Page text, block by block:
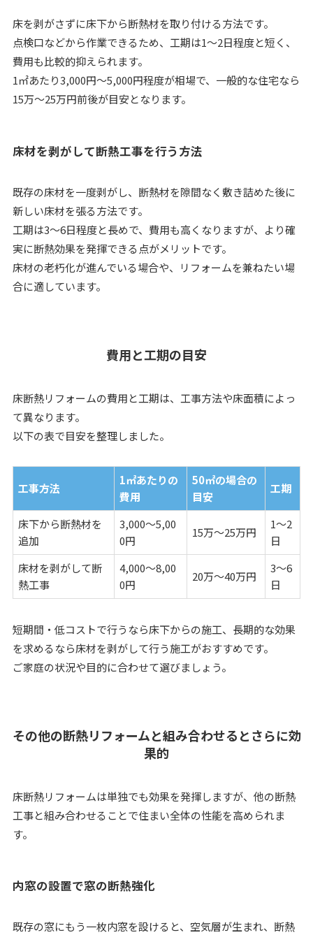
床を剥がさずに床下から断熱材を取り付ける方法です。
点検口などから作業できるため、工期は1〜2日程度と短く、
費用も比較的抑えられます。
1㎡あたり3,000円〜5,000円程度が相場で、一般的な住宅なら
15万〜25万円前後が目安となります。
床材を剥がして断熱工事を行う方法
既存の床材を一度剥がし、断熱材を隙間なく敷き詰めた後に
新しい床材を張る方法です。
工期は3〜6日程度と長めで、費用も高くなりますが、より確
実に断熱効果を発揮できる点がメリットです。
床材の老朽化が進んでいる場合や、リフォームを兼ねたい場
合に適しています。
費用と工期の目安
床断熱リフォームの費用と工期は、工事方法や床面積によっ
て異なります。
以下の表で目安を整理しました。
工事方法
1㎡あたりの
費用
50㎡の場合の
目安
工期
床下から断熱材を
追加
3,000〜5,00
0円
15万〜25万円
1〜2
日
床材を剥がして断
熱工事
4,000〜8,00
0円
20万〜40万円
3〜6
日
短期間・低コストで行うなら床下からの施工、長期的な効果
を求めるなら床材を剥がして行う施工がおすすめです。
ご家庭の状況や目的に合わせて選びましょう。
その他の断熱リフォームと組み合わせるとさらに効
果的
床断熱リフォームは単独でも効果を発揮しますが、他の断熱
工事と組み合わせることで住まい全体の性能を高められま
す。
内窓の設置で窓の断熱強化
既存の窓にもう一枚内窓を設けると、空気層が生まれ、断熱